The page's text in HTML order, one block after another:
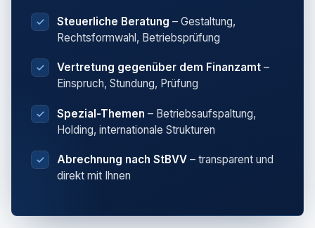
Steuerliche Beratung – Gestaltung,
Rechtsformwahl, Betriebsprüfung
Vertretung gegenüber dem Finanzamt –
Einspruch, Stundung, Prüfung
Spezial-Themen – Betriebsaufspaltung,
Holding, internationale Strukturen
Abrechnung nach StBVV – transparent und
direkt mit Ihnen